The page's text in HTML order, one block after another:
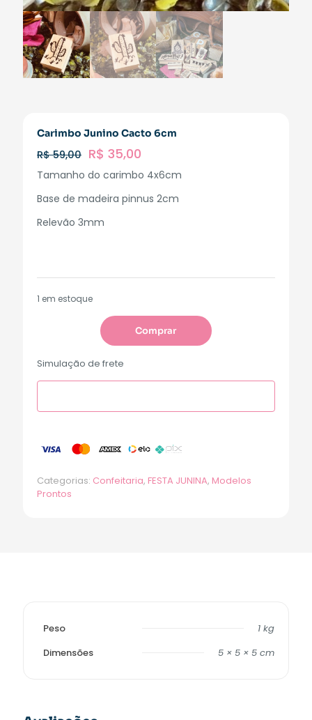
Carimbo Junino Cacto 6cm
R$59,00 R$ 35,00
Tamanho do carimbo 4x6cm
Base de madeira pinnus 2cm
Relevão 3mm
1 em estoque
Comprar
Simulação de frete
Categorias: Confeitaria, FESTA JUNINA, Modelos
Prontos
Peso
1 kg
Dimensões
5 × 5 × 5 cm